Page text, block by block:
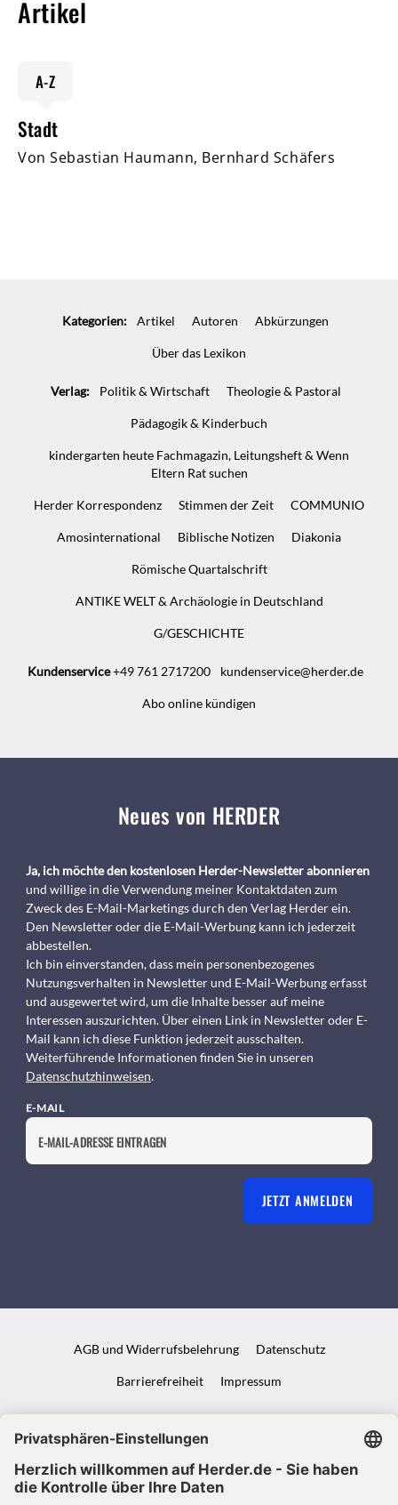
Artikel
A-Z
Stadt
Von Sebastian Haumann, Bernhard Schäfers
Kategorien: Artikel Autoren Abkürzungen
Über das Lexikon
Verlag: Politik & Wirtschaft Theologie & Pastoral
Pädagogik & Kinderbuch
kindergarten heute Fachmagazin, Leitungsheft & Wenn
Eltern Rat suchen
Herder Korrespondenz Stimmen der Zeit COMMUNIO
Amosinternational Biblische Notizen Diakonia
Römische Quartalschrift
ANTIKE WELT & Archäologie in Deutschland
G/GESCHICHTE
Kundenservice+49 761 2717200 kundenservice@herder.de
Abo online kündigen
Neues von HERDER
Ja, ich möchte den kostenlosen Herder-Newsletter abonnieren
und willige in die Verwendung meiner Kontaktdaten zum
Zweck des E-Mail-Marketings durch den Verlag Herder ein.
Den Newsletter oder die E-Mail-Werbung kann ich jederzeit
abbestellen.
Ich bin einverstanden, dass mein personenbezogenes
Nutzungsverhalten in Newsletter und E-Mail-Werbung erfasst
und ausgewertet wird, um die Inhalte besser auf meine
Interessen auszurichten. Über einen Link in Newsletter oder E-
Mail kann ich diese Funktion jederzeit ausschalten.
Weiterführende Informationen finden Sie in unseren
Datenschutzhinweisen.
E-MAIL
JETZT ANMELDEN
AGB und Widerrufsbelehrung Datenschutz
Barrierefreiheit Impressum
VERTRAG WIDERRUFEN